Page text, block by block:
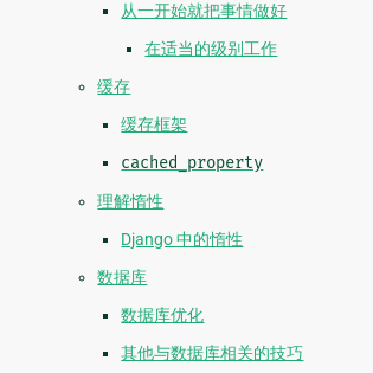
从一开始就把事情做好
在适当的级别工作
缓存
缓存框架
cached_property
理解惰性
Django 中的惰性
数据库
数据库优化
其他与数据库相关的技巧